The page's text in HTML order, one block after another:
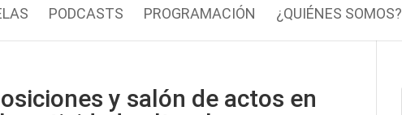
PODCASTS PROGRAMACIÓN ¿QUIÉNES SOMOS?
y salón de actos en